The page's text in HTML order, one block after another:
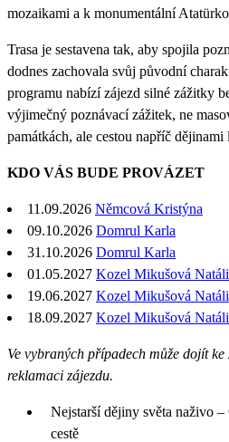
mozaikami a k monumentální
Trasa je sestavena tak, aby spojila
dodnes zachovala svůj původní
programu nabízí zájezd silné zážitky
výjimečný poznávací zážitek, ne
památkách, ale cestou napříč dějinami
KDO VÁS BUDE PROVÁZET
11.09.2026 Němcová Kristýna
09.10.2026 Domrul Karla
31.10.2026 Domrul Karla
01.05.2027 Kozel Mikušová
19.06.2027 Kozel Mikušová
18.09.2027 Kozel Mikušová
Ve vybraných případech může dojít
reklamaci zájezdu.
Nejstarší dějiny světa naživo
cestě